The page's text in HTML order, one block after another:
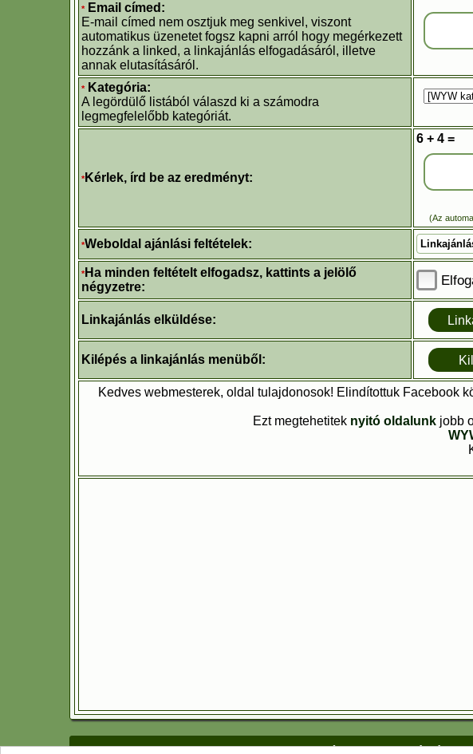
* Email címed:
E-mail címed nem osztjuk meg senkivel, viszont
automatikus üzenetet fogsz kapni arról hogy megérkezett
hozzánk a linked, a linkajánlás elfogadásáról, illetve
annak elutasításáról.
* Kategória:
A legördülő listából válaszd ki a számodra
legmegfelelőbb kategóriát.
* Kérlek, írd be az eredményt:
6 + 4 =
(Az
*Weboldal ajánlási feltételek:
* Ha minden feltételt elfogadsz, kattints a jelölő
négyzetre:
Linkajánlás elküldése:
Kilépés a linkajánlás menüből:
Kedves webmesterek, oldal tulajdonosok! Elindítottuk Facebook
Ezt megtehetitek nyitó oldalunk jobb
Adatvédelem Linkajánlás